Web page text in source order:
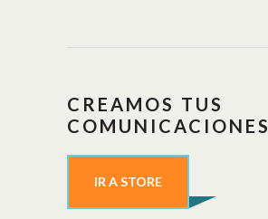
CREAMOS TUS
COMUNICACIONES
IR A STORE